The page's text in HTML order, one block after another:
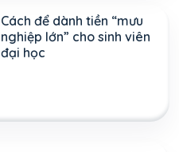
Cách để dành tiền “mưu
nghiệp lớn” cho sinh viên
đại học